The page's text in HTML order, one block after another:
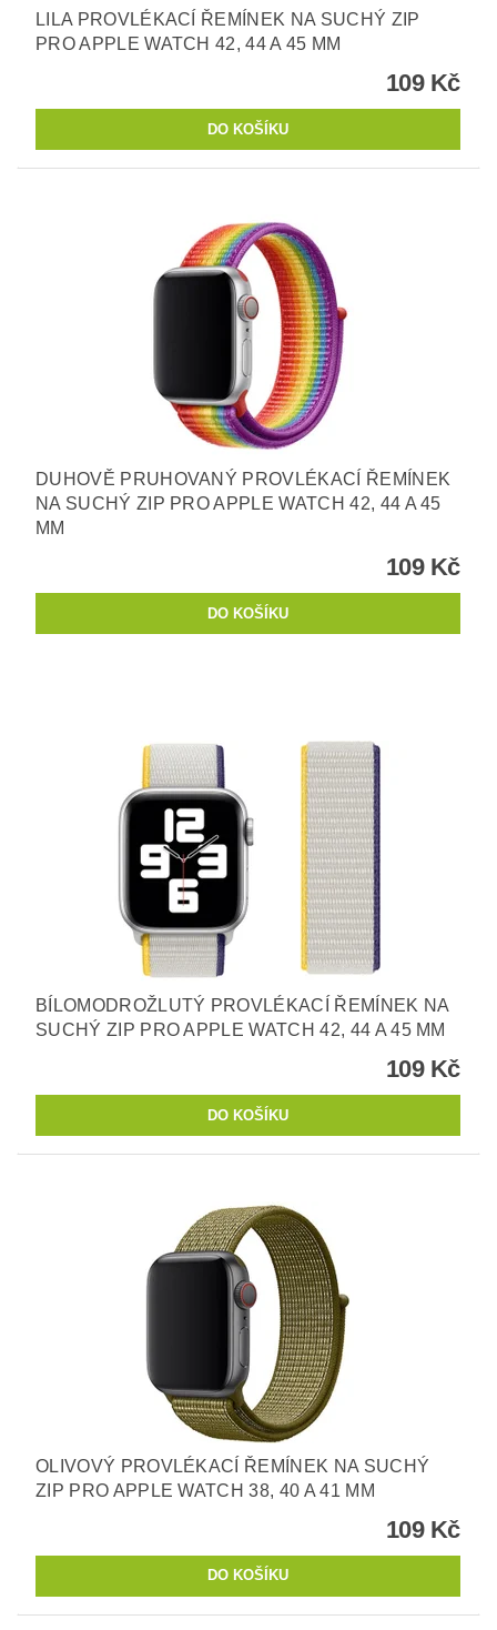
LILA PROVLÉKACÍ ŘEMÍNEK NA SUCHÝ ZIP
PRO APPLE WATCH 42, 44 A 45 MM
109 Kč
DUHOVĚ PRUHOVANÝ PROVLÉKACÍ ŘEMÍNEK
NA SUCHÝ ZIP PRO APPLE WATCH 42, 44 A 45
MM
109 Kč
BÍLOMODROŽLUTÝ PROVLÉKACÍ ŘEMÍNEK NA
SUCHÝ ZIP PRO APPLE WATCH 42, 44 A 45 MM
109 Kč
OLIVOVÝ PROVLÉKACÍ ŘEMÍNEK NA SUCHÝ
ZIP PRO APPLE WATCH 38, 40 A 41 MM
109 Kč